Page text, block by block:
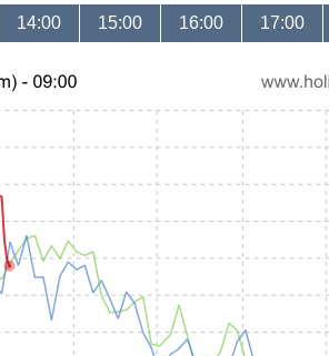
14:00 15:00 16:00 17:00